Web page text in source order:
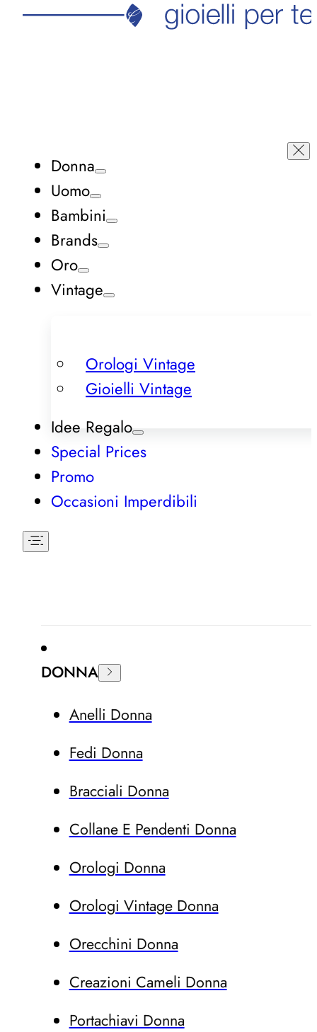
Donna
Uomo
Bambini
Brands
Oro
Vintage
Orologi Vintage
Gioielli Vintage
Idee Regalo
Special Prices
Promo
Occasioni Imperdibili
DONNA
Anelli Donna
Fedi Donna
Bracciali Donna
Collane E Pendenti Donna
Orologi Donna
Orologi Vintage Donna
Orecchini Donna
Creazioni Cameli Donna
Portachiavi Donna